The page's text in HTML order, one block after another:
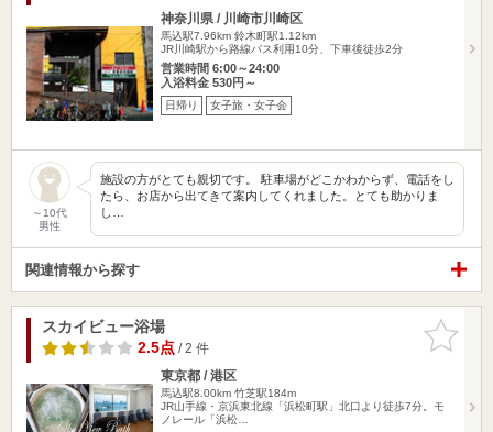
神奈川県 / 川崎市川崎区
馬込駅7.96km 鈴木町駅1.12km
JR川崎駅から路線バス利用10分、下車後徒歩2分
営業時間 6:00～24:00
入浴料金 530円～
日帰り 女子旅・女子会
～10代
男性
施設の方がとても親切です。 駐車場がどこかわからず、電話をし
たら、お店から出てきて案内してくれました。とても助かりま
し…
関連情報から探す
お気に入
りに追加
スカイビュー浴場
2.5点/ 2 件
東京都 / 港区
馬込駅8.00km 竹芝駅184m
JR山手線・京浜東北線「浜松町駅」北口より徒歩7分。モ
ノレール「浜松…